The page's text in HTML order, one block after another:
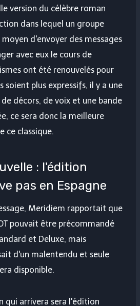
version du célèbre roman
dans lequel un groupe
d'envoyer des messages
avec eux le cours de
ont été renouvelés pour
soient plus expressifs, il y a une
décors, de voix et une bande
ce sera donc la meilleure
ce classique.
: l'édition
pas en Espagne
Meridiem rapportait que
pouvait être précommandé
et Deluxe, mais
d'un malentendu et seule
disponible.
qui arrivera sera l'édition